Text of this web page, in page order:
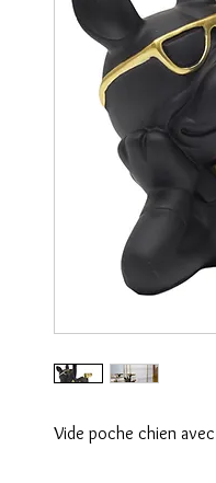
Vide poche chien